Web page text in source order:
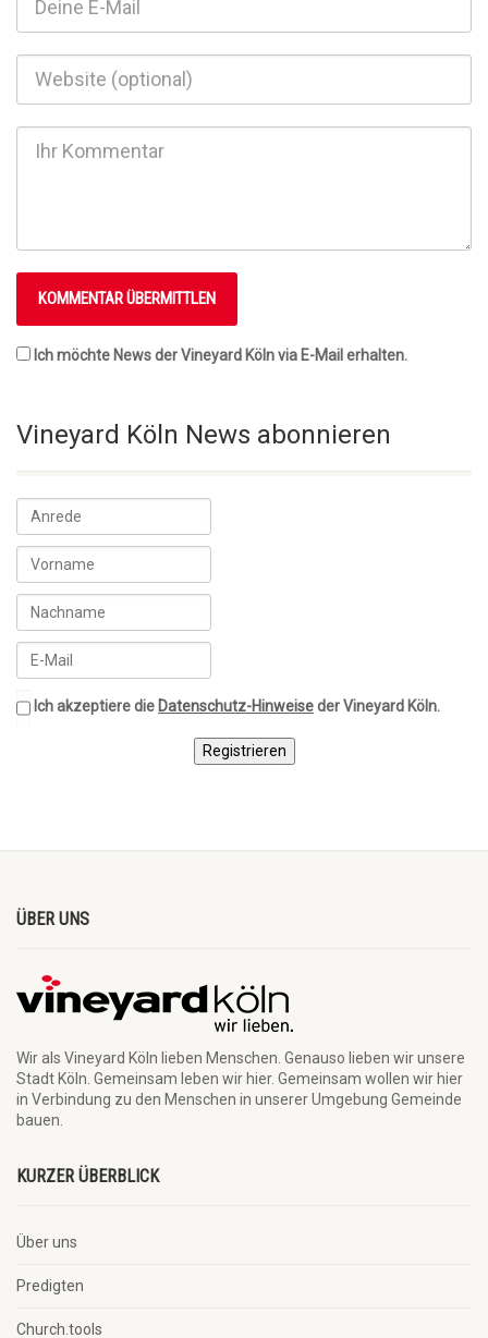
Ich möchte News der Vineyard Köln via E-Mail erhalten.
Vineyard Köln News abonnieren
Ich akzeptiere die Datenschutz-Hinweiseder Vineyard Köln.
Registrieren
ÜBER UNS
Wir als Vineyard Köln lieben Menschen. Genauso lieben wir unsere
Stadt Köln. Gemeinsam leben wir hier. Gemeinsam wollen wir hier
in Verbindung zu den Menschen in unserer Umgebung Gemeinde
bauen.
KURZER ÜBERBLICK
Über uns
Predigten
Church.tools